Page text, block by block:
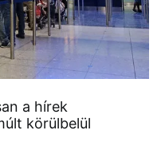
a hírek
körülbelül